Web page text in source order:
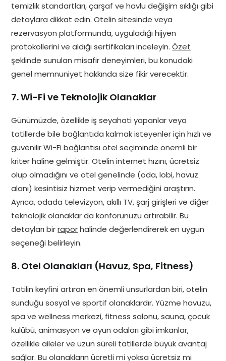
temizlik standartları, çarşaf ve havlu değişim sıklığı gibi
detaylara dikkat edin. Otelin sitesinde veya
rezervasyon platformunda, uyguladığı hijyen
protokollerini ve aldığı sertifikaları inceleyin.Özet
şeklinde sunulan misafir deneyimleri, bu konudaki
genel memnuniyet hakkında size fikir verecektir.
7. Wi-Fi ve Teknolojik Olanaklar
Günümüzde, özellikle iş seyahati yapanlar veya
tatillerde bile bağlantıda kalmak isteyenler için hızlı ve
güvenilir Wi-Fi bağlantısı otel seçiminde önemli bir
kriter haline gelmiştir. Otelin internet hızını, ücretsiz
olup olmadığını ve otel genelinde (oda, lobi, havuz
alanı) kesintisiz hizmet verip vermediğini araştırın.
Ayrıca, odada televizyon, akıllı TV, şarj girişleri ve diğer
teknolojik olanaklar da konforunuzu artırabilir. Bu
detayları birraporhalinde değerlendirerek en uygun
seçeneği belirleyin.
8. Otel Olanakları (Havuz, Spa, Fitness)
Tatilin keyfini artıran en önemli unsurlardan biri, otelin
sunduğu sosyal ve sportif olanaklardır. Yüzme havuzu,
spa ve wellness merkezi, fitness salonu, sauna, çocuk
kulübü, animasyon ve oyun odaları gibi imkanlar,
özellikle aileler ve uzun süreli tatillerde büyük avantaj
sağlar. Bu olanakların ücretli mi yoksa ücretsiz mi